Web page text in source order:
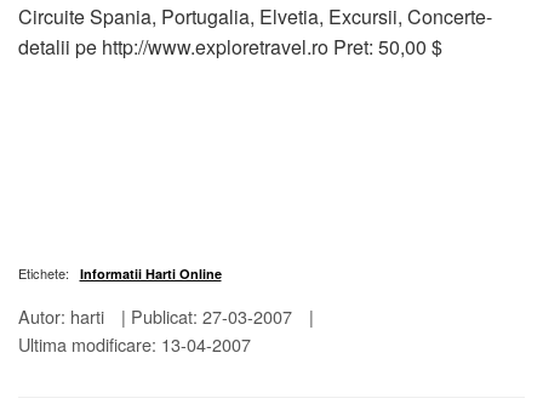
Circuite Spania, Portugalia, Elvetia, Excursii, Concerte-
detalii pe http://www.exploretravel.ro Pret: 50,00 $
Etichete: Informatii Harti Online
Autor: harti | Publicat: 27-03-2007
|
Ultima modificare: 13-04-2007